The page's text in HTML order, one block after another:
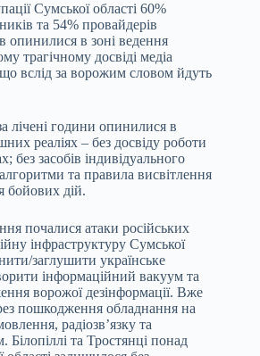
Сумської області 60%
та 54% провайдерів
опинилися в зоні ведення
трагічному досвіді медіа
вслід за ворожим словом йдуть
години опинилися в
реаліях – без досвіду роботи
без засобів індивідуального
та правила висвітлення
бойових дій.
почалися атаки російських
інфраструктуру Сумської
заглушити українське
інформаційний вакуум та
ворожої дезінформації. Вже
пошкодження обладнання на
радіозв’язку та
та Тростянці понад